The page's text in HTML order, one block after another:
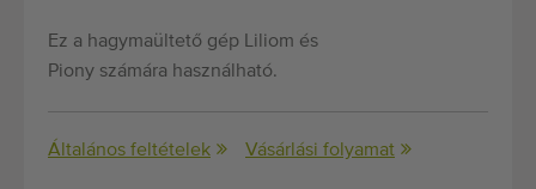
Ez a hagymaültető gép Liliom és
Piony számára használható.
Általános feltételek Vásárlási folyamat